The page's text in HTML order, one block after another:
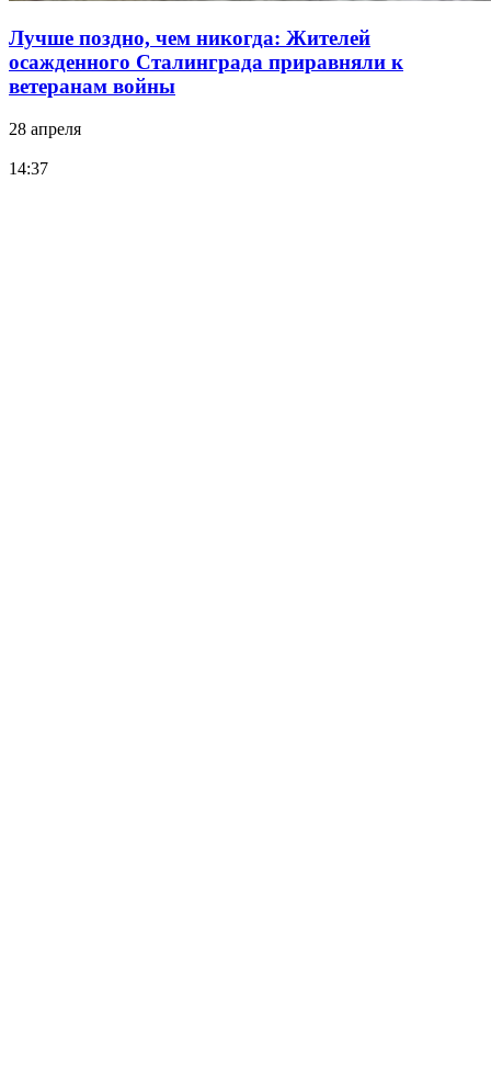
Лучше поздно, чем никогда: Жителей
осажденного Сталинграда приравняли к
ветеранам войны
28 апреля
14:37